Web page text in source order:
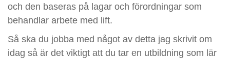
och den baseras på lagar och förordningar som
behandlar arbete med lift.
Så ska du jobba med något av detta jag skrivit om
idag så är det viktigt att du tar en utbildning som lär